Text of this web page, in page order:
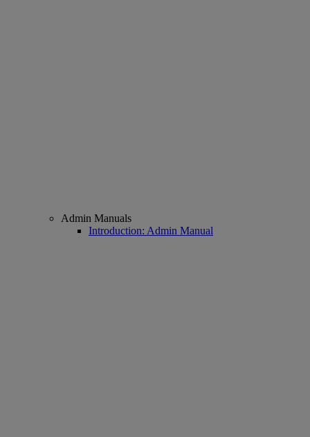
Admin Manuals
Introduction: Admin Manual